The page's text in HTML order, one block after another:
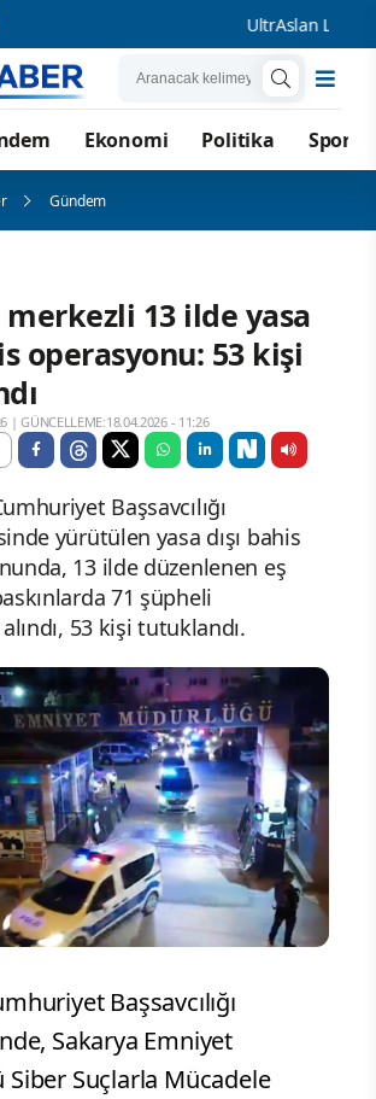
UltrAslan Lideri
Ekonomi Politika Spor
Gündem
merkezli 13 ilde yasa
operasyonu: 53 kişi
|GÜNCELLEME:18.04.2026 - 11:26
Başsavcılığı
yürütülen yasa dışı bahis
13 ilde düzenlenen eş
71 şüpheli
53 kişi tutuklandı.
Başsavcılığı
Sakarya Emniyet
Suçlarla Mücadele